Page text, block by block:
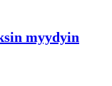
myydyin